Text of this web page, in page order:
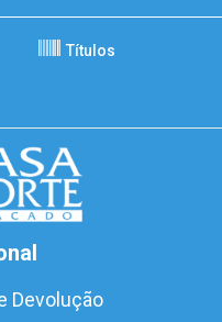
Títulos
Devolução